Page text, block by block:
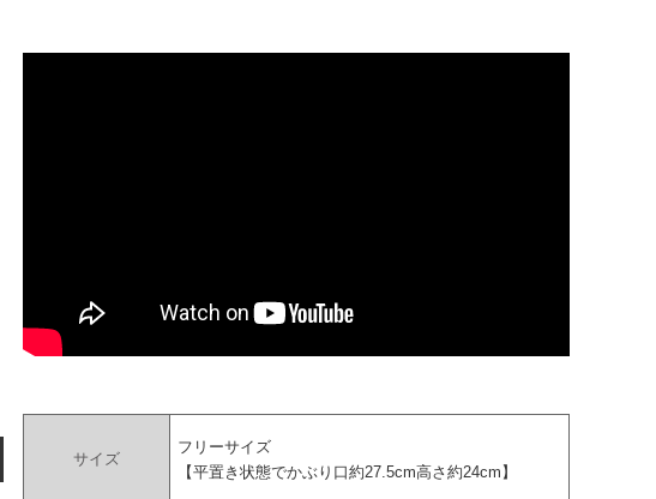
サイズ
フリーサイズ
【平置き状態でかぶり口約27.5cm高さ約24cm】